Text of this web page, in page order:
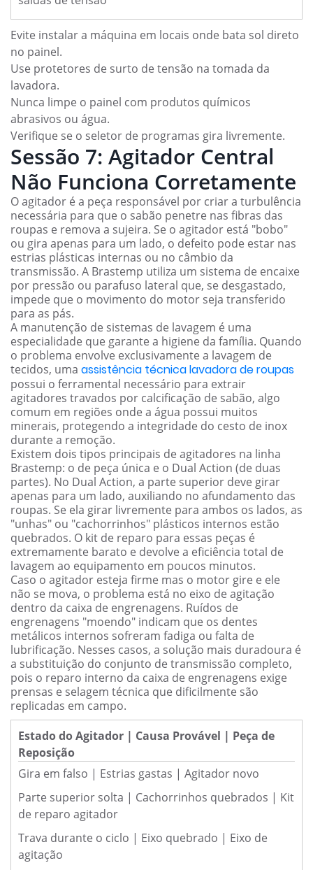
Evite instalar a máquina em locais onde bata sol direto
no painel.
Use protetores de surto de tensão na tomada da
lavadora.
Nunca limpe o painel com produtos químicos
abrasivos ou água.
Verifique se o seletor de programas gira livremente.
Sessão 7: Agitador Central
Não Funciona Corretamente
O agitador é a peça responsável por criar a turbulência
necessária para que o sabão penetre nas fibras das
roupas e remova a sujeira. Se o agitador está "bobo"
ou gira apenas para um lado, o defeito pode estar nas
estrias plásticas internas ou no câmbio da
transmissão. A Brastemp utiliza um sistema de encaixe
por pressão ou parafuso lateral que, se desgastado,
impede que o movimento do motor seja transferido
para as pás.
A manutenção de sistemas de lavagem é uma
especialidade que garante a higiene da família. Quando
o problema envolve exclusivamente a lavagem de
tecidos, uma assistência técnica lavadora de roupas
possui o ferramental necessário para extrair
agitadores travados por calcificação de sabão, algo
comum em regiões onde a água possui muitos
minerais, protegendo a integridade do cesto de inox
durante a remoção.
Existem dois tipos principais de agitadores na linha
Brastemp: o de peça única e o Dual Action (de duas
partes). No Dual Action, a parte superior deve girar
apenas para um lado, auxiliando no afundamento das
roupas. Se ela girar livremente para ambos os lados, as
"unhas" ou "cachorrinhos" plásticos internos estão
quebrados. O kit de reparo para essas peças é
extremamente barato e devolve a eficiência total de
lavagem ao equipamento em poucos minutos.
Caso o agitador esteja firme mas o motor gire e ele
não se mova, o problema está no eixo de agitação
dentro da caixa de engrenagens. Ruídos de
engrenagens "moendo" indicam que os dentes
metálicos internos sofreram fadiga ou falta de
lubrificação. Nesses casos, a solução mais duradoura é
a substituição do conjunto de transmissão completo,
pois o reparo interno da caixa de engrenagens exige
prensas e selagem técnica que dificilmente são
replicadas em campo.
Estado do Agitador | Causa Provável | Peça de
Reposição
Gira em falso | Estrias gastas | Agitador novo
Parte superior solta | Cachorrinhos quebrados | Kit
de reparo agitador
Trava durante o ciclo | Eixo quebrado | Eixo de
agitação